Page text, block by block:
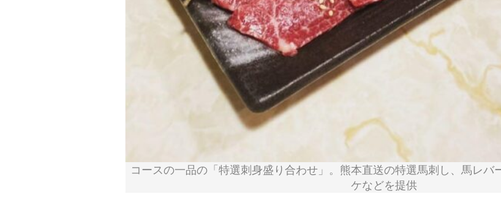
コースの一品の「特選刺身盛り合わせ」。熊本直送の特選馬刺し、馬レバ
ケなどを提供